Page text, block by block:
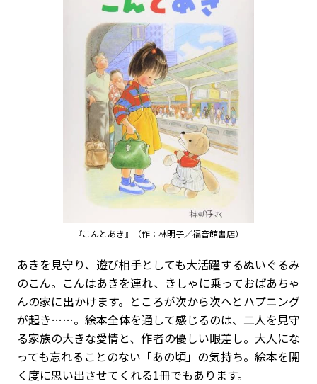
『こんとあき』（作：林明子／福音館書店）
あきを見守り、遊び相手としても大活躍するぬいぐるみ
のこん。こんはあきを連れ、きしゃに乗っておばあちゃ
んの家に出かけます。ところが次から次へとハプニング
が起き……。絵本全体を通して感じるのは、二人を見守
る家族の大きな愛情と、作者の優しい眼差し。大人にな
っても忘れることのない「あの頃」の気持ち。絵本を開
く度に思い出させてくれる1冊でもあります。